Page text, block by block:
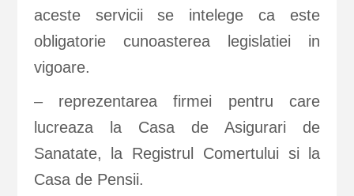
aceste servicii se intelege ca este
obligatorie cunoasterea legislatiei in
vigoare.
– reprezentarea firmei pentru care
lucreaza la Casa de Asigurari de
Sanatate, la Registrul Comertului si la
Casa de Pensii.